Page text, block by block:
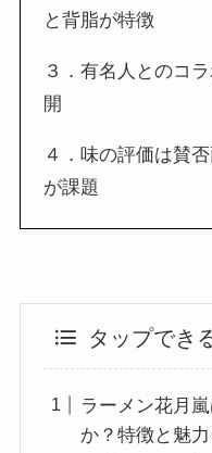
と背脂が特徴
３．有名人とのコ
開
４．味の評価は賛
が課題
タップでき
ラーメン花月
か？特徴と魅